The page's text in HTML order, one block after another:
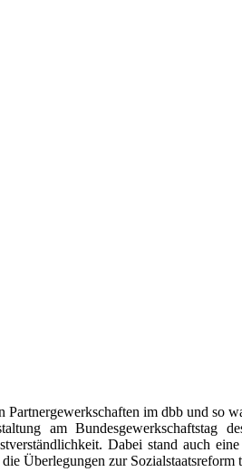
im dbb und so
am Bundesgewerkschaftstag
Dabei stand auch
Überlegungen zur Sozialstaatsreform